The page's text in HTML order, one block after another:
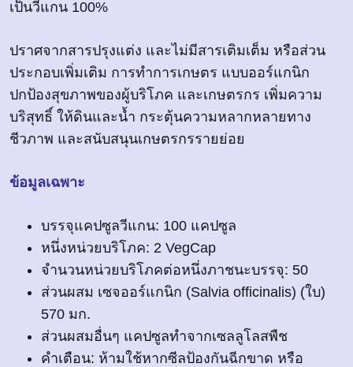
เป็นวีแกน 100%
ปราศจากสารปรุงแต่ง และไม่มีสารเติมเต็ม หรือส่วน
ประกอบเพิ่มเติม การทำการเกษตร แบบออร์แกนิก
ปกป้องสุขภาพของผู้บริโภค และเกษตรกร เพิ่มความ
บริสุทธิ์ ให้ดินและน้ำ กระตุ้นความหลากหลายทาง
ชีวภาพ และสนับสนุนเกษตรกรรายย่อย
ข้อมูลเฉพาะ
บรรจุแคปซูลวีแกน: 100 แคปซูล
หนึ่งหน่วยบริโภค: 2 VegCap
จำนวนหน่วยบริโภคต่อหนึ่งภาชนะบรรจุ: 50
ส่วนผสม เซจออร์แกนิก (Salvia officinalis) (ใบ)
570 มก.
ส่วนผสมอื่นๆ แคปซูลทำจากเซลลูโลสพืช
คำเตือน: ห้ามใช้หากซีลป้องกันฉีกขาด หรือ